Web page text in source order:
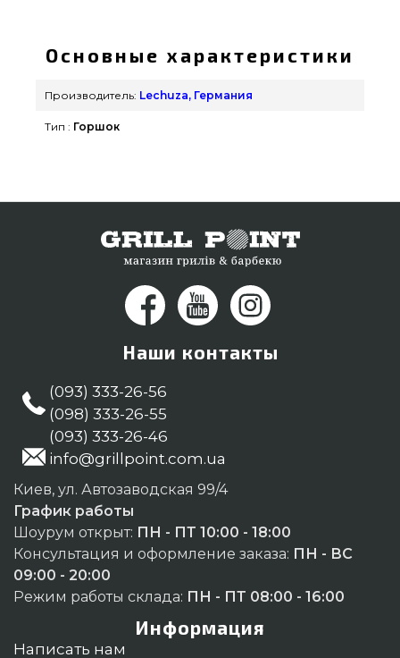
производителя Lechuza, Германия по доступной
стоимости всего 11 249 грн. в онлайн магазине
грилей GrillPoint. Взгляните и купите также
каталоге GrillPoint. Позвоните прямо сейчас
городов: Днепродзержинск, Кропивницкий,
Основные характеристики
Производитель: Lechuza, Германия
Тип : Горшок
Наши контакты
(093) 333-26-56
(098) 333-26-55
(093) 333-26-46
info@grillpoint.com.ua
Киев, ул. Автозаводская 99/4
График работы
Шоурум открыт: ПН - ПТ 10:00 - 18:00
Консультация и оформление заказа: ПН - ВС
09:00 - 20:00
Режим работы склада: ПН - ПТ 08:00 - 16:00
Информация
Написать нам